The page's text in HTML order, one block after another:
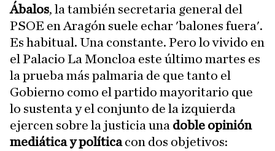
Ábalos, la también secretaria general del
PSOE en Aragón suele echar 'balones fuera'.
Es habitual. Una constante. Pero lo vivido en
el Palacio La Moncloa este último martes es
la prueba más palmaria de que tanto el
Gobierno como el partido mayoritario que
lo sustenta y el conjunto de la izquierda
ejercen sobre la justicia una doble opinión
mediática y políticacon dos objetivos: